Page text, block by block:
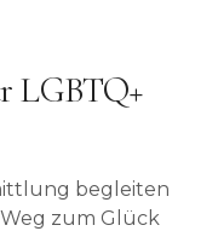
LGBTQ+
begleiten
zum Glück